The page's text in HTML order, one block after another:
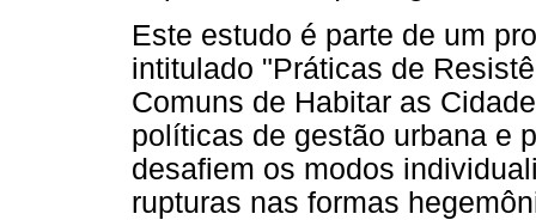
Este estudo é parte de um
intitulado "Práticas de
Comuns de Habitar as
políticas de gestão urbana e
desafiem os modos
rupturas nas formas